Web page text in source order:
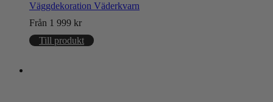
Väggdekoration Väderkvarn
Från 1 999 kr
Till produkt